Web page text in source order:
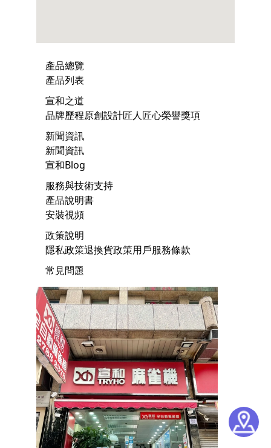
產品總覽
產品列表
宣和之道
品牌歷程原創設計匠人匠心榮譽獎項
新聞資訊
新聞資訊
宣和Blog
服務與技術支持
產品說明書
安裝視頻
政策說明
隱私政策退換貨政策用戶服務條款
常見問題